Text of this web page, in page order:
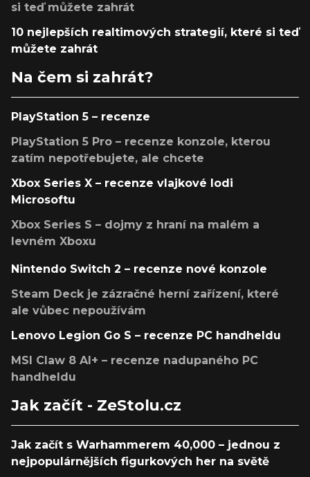
si teď můžete zahrát
10 nejlepších realtimových strategií, které si teď
můžete zahrát
Na čem si zahrát?
PlayStation 5 – recenze
PlayStation 5 Pro – recenze konzole, kterou
zatím nepotřebujete, ale chcete
Xbox Series X – recenze vlajkové lodi
Microsoftu
Xbox Series S – dojmy z hraní na malém a
levném Xboxu
Nintendo Switch 2 – recenze nové konzole
Steam Deck je zázračné herní zařízení, které
ale vůbec nepoužívám
Lenovo Legion Go S – recenze PC handheldu
MSI Claw 8 AI+ – recenze nadupaného PC
handheldu
Jak začít - ZeStolu.cz
Jak začít s Warhammerem 40,000 – jednou z
nejpopulárnějších figurkových her na světě